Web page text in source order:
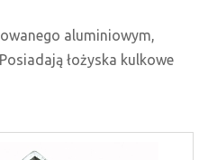
aluminiowym,
łożyska kulkowe